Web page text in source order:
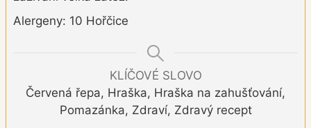
Alergeny: 10 Hořčice
KLÍČOVÉ SLOVO
Červená řepa, Hraška, Hraška na zahušťování,
Pomazánka, Zdraví, Zdravý recept